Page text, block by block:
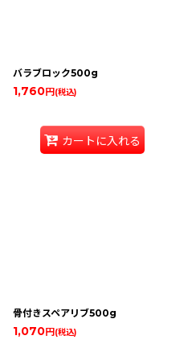
バラブロック500g
1,760円 (税込)
カートに入れる
骨付きスペアリブ500g
1,070円 (税込)